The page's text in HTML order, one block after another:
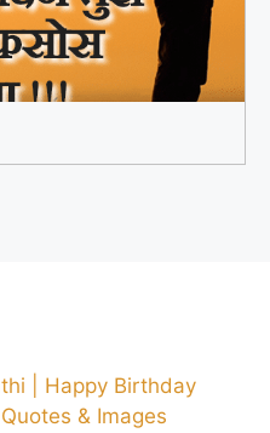
| Happy Birthday
& Images